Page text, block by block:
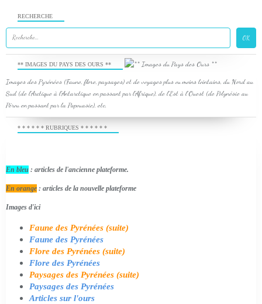
RECHERCHE
** IMAGES DU PAYS DES OURS **
Images des Pyrénées (Faune, flore, paysages) et de voyages plus ou moins lointains, du Nord au
Sud (de l'Arctique à l'Antarctique en passant par l'Afrique), de l'Est à l'Ouest (de Polynésie au
Pérou en passant par la Papouasie), etc.
* * * * * * RUBRIQUES * * * * * *
En bleu : articles de l'ancienne plateforme.
En orange : articles de la nouvelle plateforme
Images d'ici
Faune des Pyrénées (suite)
Faune des Pyrénées
Flore des Pyrénées (suite)
Flore des Pyrénées
Paysages des Pyrénées (suite)
Paysages des Pyrénées
Articles sur l'ours